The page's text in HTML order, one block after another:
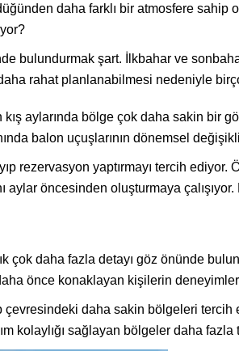
daha farklı bir atmosfere sahip
bulundurmak şart. İlkbahar ve
rahat planlanabilmesi nedeniyle
aylarında bölge çok daha sakin bir
balon uçuşlarının dönemsel
rezervasyon yaptırmayı tercih ediyor.
öncesinden oluşturmaya
çok daha fazla detayı göz önünde
önce konaklayan kişilerin
çevresindeki daha sakin bölgeleri
kolaylığı sağlayan bölgeler daha fazla